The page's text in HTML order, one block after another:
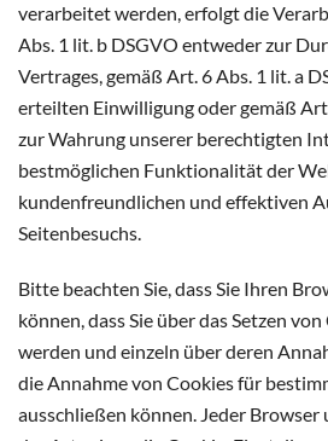
verarbeitet werden, erfolgt die
Abs. 1 lit. b DSGVO entweder zur
Vertrages, gemäß Art. 6 Abs. 1 lit. a
erteilten Einwilligung oder gemäß
zur Wahrung unserer berechtigten
bestmöglichen Funktionalität der
kundenfreundlichen und effektiven
Seitenbesuchs.
Bitte beachten Sie, dass Sie Ihren
können, dass Sie über das Setzen
werden und einzeln über deren
die Annahme von Cookies für
ausschließen können. Jeder Browser